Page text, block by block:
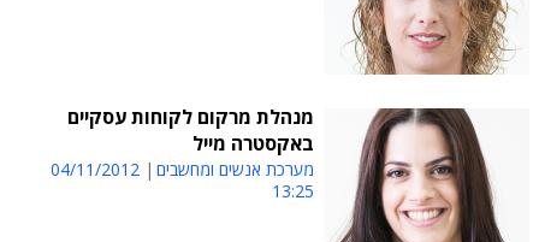
מנהלת מרקום לקוחות עסקיים
באקסטרה מייל
מערכת אנשים ומחשבים
04/11/2012
13:25